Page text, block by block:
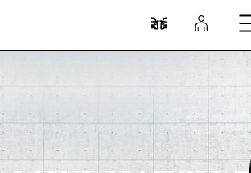
Przejdź do głównej treści
Porównaj